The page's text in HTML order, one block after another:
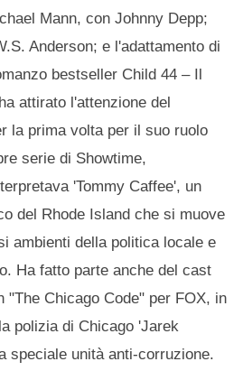
Mann, con Johnny Depp;
Anderson; e l'adattamento di
bestseller Child 44 – Il
attirato l'attenzione del
la prima volta per il suo ruolo
serie di Showtime,
'Tommy Caffee', un
del Rhode Island che si muove
ambienti della politica locale e
Ha fatto parte anche del cast
"The Chicago Code" per FOX, in
polizia di Chicago 'Jarek
speciale unità anti-corruzione.